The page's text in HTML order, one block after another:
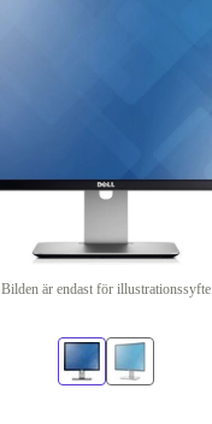
Bilden är endast för illustrationssyfte